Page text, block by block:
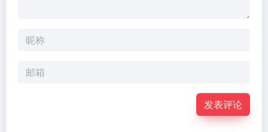
发表评论